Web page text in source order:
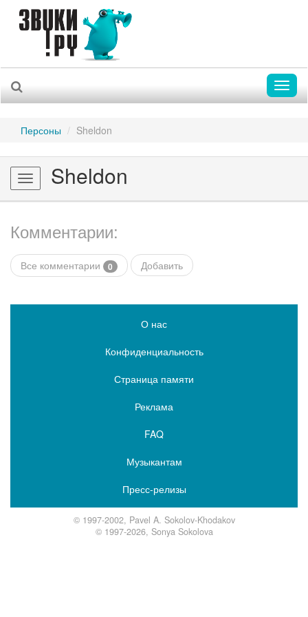
Персоны Sheldon
Toggle
navigation
Sheldon
Комментарии:
Все комментарии 0 Добавить
О нас
Конфиденциальность
Страница памяти
Реклама
FAQ
Музыкантам
Пресс-релизы
© 1997-2002, Pavel A. Sokolov-Khodakov
© 1997-2026, Sonya Sokolova